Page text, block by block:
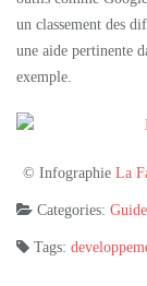
un classement des
une aide pertinente
exemple.
© Infographie La
Categories:
Tags: